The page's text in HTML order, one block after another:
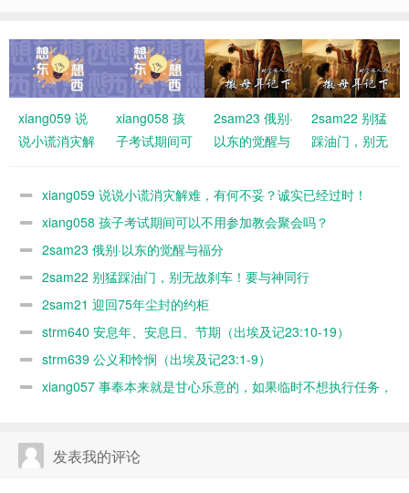
xiang059 说
说小谎消灾解
xiang058 孩
子考试期间可
会聚会吗？
2sam23 俄别·
以东的觉醒与
2sam22 别猛
踩油门，别无
神同行
xiang059 说说小谎消灾解难，有何不妥？诚实已经过时！
xiang058 孩子考试期间可以不用参加教会聚会吗？
2sam23 俄别·以东的觉醒与福分
2sam22 别猛踩油门，别无故刹车！要与神同行
2sam21 迎回75年尘封的约柜
strm640 安息年、安息日、节期（出埃及记23:10-19）
strm639 公义和怜悯（出埃及记23:1-9）
xiang057 事奉本来就是甘心乐意的，如果临时不想执行任务，
发表我的评论